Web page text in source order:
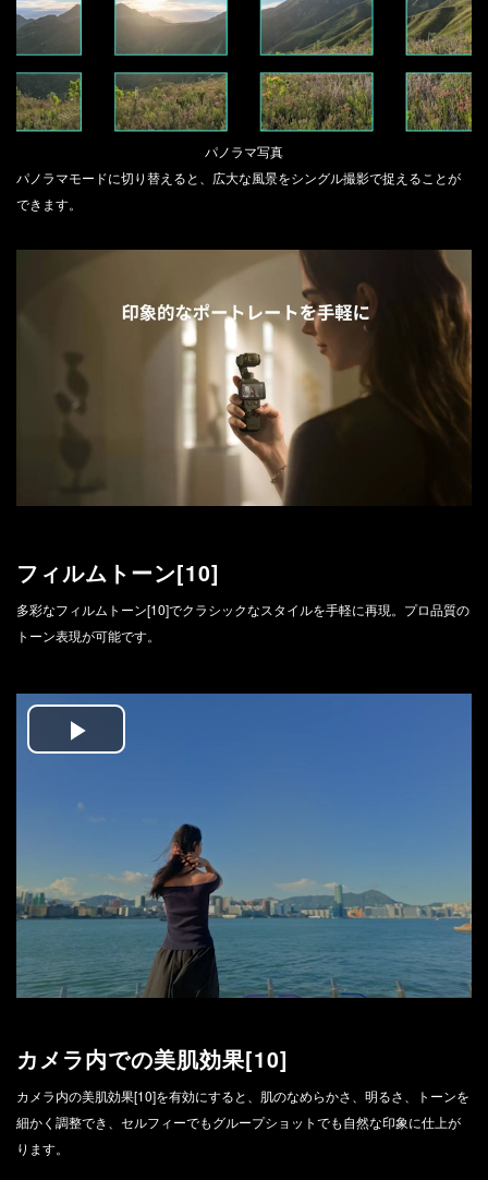
Video
パノラマ写真
パノラマモードに切り替えると、広大な風景をシングル撮影で捉えることが
できます。
フィルムトーン[10]
多彩なフィルムトーン[10]でクラシックなスタイルを手軽に再現。プロ品質の
トーン表現が可能です。
Play
Video
カメラ内での美肌効果[10]
カメラ内の美肌効果[10]を有効にすると、肌のなめらかさ、明るさ、トーンを
細かく調整でき、セルフィーでもグループショットでも自然な印象に仕上が
ります。